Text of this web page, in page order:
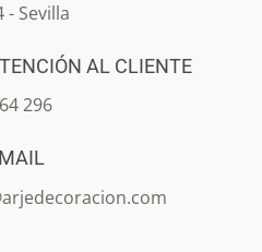
- Sevilla
AL CLIENTE
296